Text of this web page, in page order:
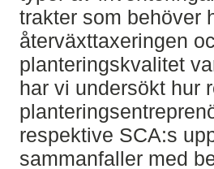
trakter som behöver
återväxttaxeringen
planteringskvalitet
har vi undersökt hur
respektive SCA:s
sammanfaller med